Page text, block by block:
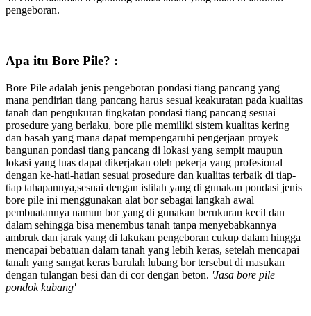
pengeboran.
Apa itu Bore Pile? :
Bore Pile adalah jenis pengeboran pondasi tiang pancang yang
mana pendirian tiang pancang harus sesuai keakuratan pada kualitas
tanah dan pengukuran tingkatan pondasi tiang pancang sesuai
prosedure yang berlaku, bore pile memiliki sistem kualitas kering
dan basah yang mana dapat mempengaruhi pengerjaan proyek
bangunan pondasi tiang pancang di lokasi yang sempit maupun
lokasi yang luas dapat dikerjakan oleh pekerja yang profesional
dengan ke-hati-hatian sesuai prosedure dan kualitas terbaik di tiap-
tiap tahapannya,sesuai dengan istilah yang di gunakan pondasi jenis
bore pile ini menggunakan alat bor sebagai langkah awal
pembuatannya namun bor yang di gunakan berukuran kecil dan
dalam sehingga bisa menembus tanah tanpa menyebabkannya
ambruk dan jarak yang di lakukan pengeboran cukup dalam hingga
mencapai bebatuan dalam tanah yang lebih keras, setelah mencapai
tanah yang sangat keras barulah lubang bor tersebut di masukan
dengan tulangan besi dan di cor dengan beton. 'Jasa bore pile
pondok kubang'